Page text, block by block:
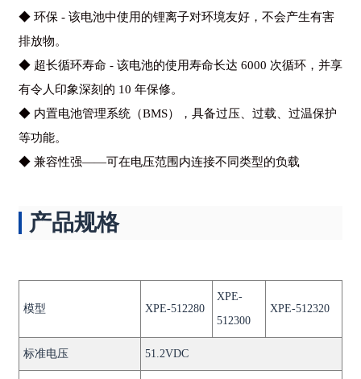
◆ 环保 - 该电池中使用的锂离子对环境友好，不会产生有害
排放物。
◆ 超长循环寿命 - 该电池的使用寿命长达 6000 次循环，并享
有令人印象深刻的 10 年保修。
◆ 内置电池管理系统（BMS），具备过压、过载、过温保护
等功能。
◆ 兼容性强——可在电压范围内连接不同类型的负载
产品规格
模型 XPE-512280
XPE-
512300
XPE-512320
标准电压 51.2VDC